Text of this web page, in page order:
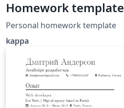
Homework template
Personal homework template
kappa